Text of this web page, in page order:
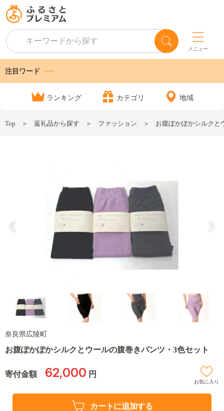
メニュー
注目ワード
ランキング カテゴリ 地域
Top 返礼品から探す ファッション お腹ぽかぽかシルクと
奈良県広陵町
お腹ぽかぽかシルクとウールの腹巻きパンツ・3色セット
寄付金額 62,000 円
お気に入り
カートに追加する